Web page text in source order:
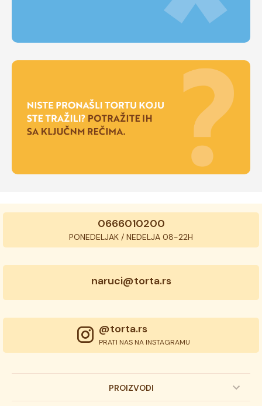
0666010200
PONEDELJAK / NEDELJA 08-22H
naruci@torta.rs
@torta.rs
PRATI NAS NA INSTAGRAMU
PROIZVODI